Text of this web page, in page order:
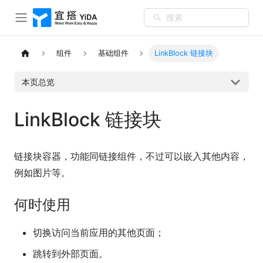
搜索
组件 基础组件 LinkBlock 链接块
本页总览
LinkBlock 链接块
链接块容器，功能同链接组件，不过可以嵌入其他内容，
例如图片等。
何时使用
切换访问当前应用的其他页面；
跳转到外部页面。